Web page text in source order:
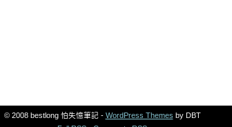
© 2008 bestlong 怕失憶筆記 - WordPress Themes by DBT